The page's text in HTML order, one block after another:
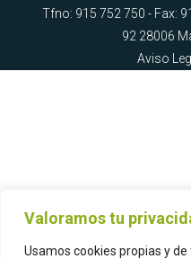
Valoramos tu
Usamos cookies propias y
Tfno: 915 752 750 - Fax:
92 28006
Aviso